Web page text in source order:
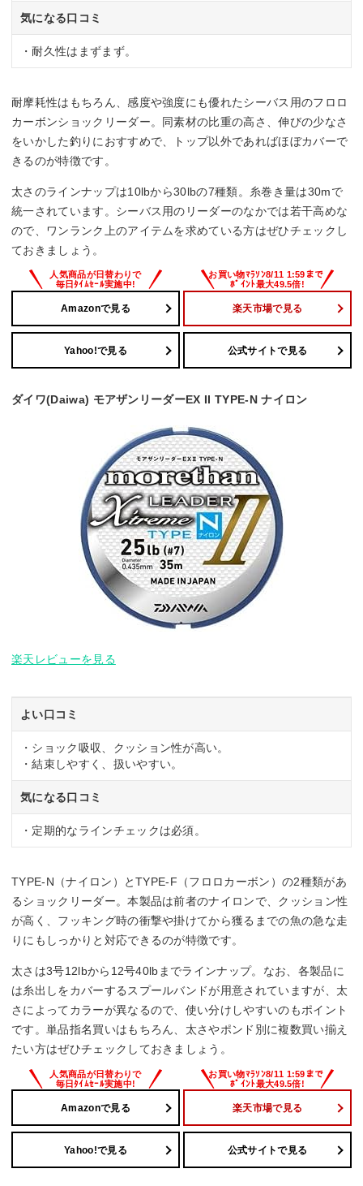
気になる口コミ
・耐久性はまずまず。
耐摩耗性はもちろん、感度や強度にも優れたシーバス用のフロロ
カーボンショックリーダー。同素材の比重の高さ、伸びの少なさ
をいかした釣りにおすすめで、トップ以外であればほぼカバーで
きるのが特徴です。
太さのラインナップは10lbから30lbの7種類。糸巻き量は30mで
統一されています。シーバス用のリーダーのなかでは若干高めな
ので、ワンランク上のアイテムを求めている方はぜひチェックし
ておきましょう。
Amazonで見る 楽天市場で見る
Yahoo!で見る 公式サイトで見る
ダイワ(Daiwa) モアザンリーダーEX II TYPE-N ナイロン
楽天レビューを見る
よい口コミ
・ショック吸収、クッション性が高い。
・結束しやすく、扱いやすい。
気になる口コミ
・定期的なラインチェックは必須。
TYPE-N（ナイロン）とTYPE-F（フロロカーボン）の2種類があ
るショックリーダー。本製品は前者のナイロンで、クッション性
が高く、フッキング時の衝撃や掛けてから獲るまでの魚の急な走
りにもしっかりと対応できるのが特徴です。
太さは3号12lbから12号40lbまでラインナップ。なお、各製品に
は糸出しをカバーするスプールバンドが用意されていますが、太
さによってカラーが異なるので、使い分けしやすいのもポイント
です。単品指名買いはもちろん、太さやポンド別に複数買い揃え
たい方はぜひチェックしておきましょう。
Amazonで見る 楽天市場で見る
Yahoo!で見る 公式サイトで見る